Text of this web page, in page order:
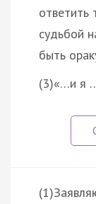
ответить
судьбой
быть
(3)«…и я